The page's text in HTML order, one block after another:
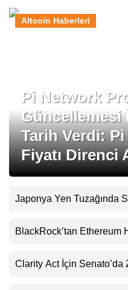
Pi Network
Güncellemesi
Tarih Verdi:
Fiyatı Direnci
Altcoin Haberleri
Japonya Yen Tuzağında
BlackRock’tan Ethereum
Clarity Act İçin Senato’da